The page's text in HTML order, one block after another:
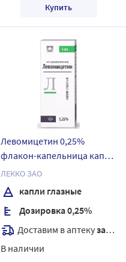
Купить
Левомицетин 0,25%
флакон-капельница капли
глазные 5 мл
ЛЕККО ЗАО
капли глазные
Дозировка 0,25%
Доставим в аптекузавтра
В наличии